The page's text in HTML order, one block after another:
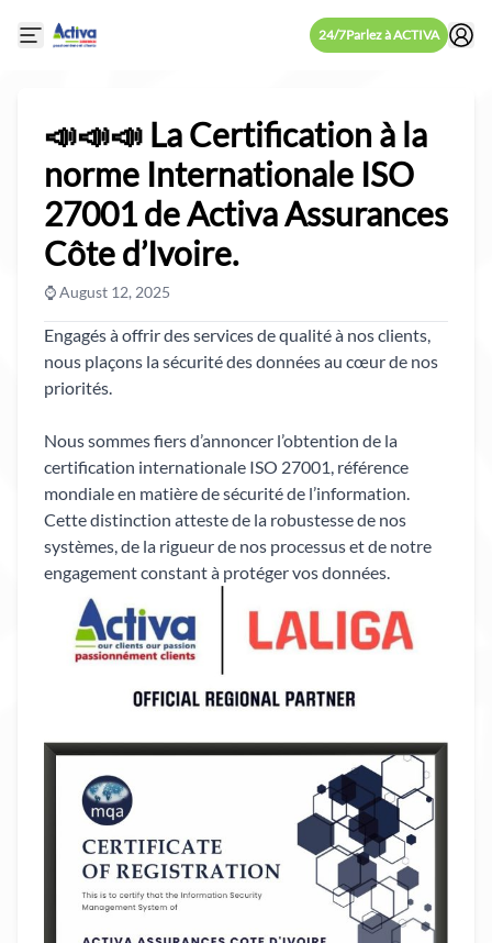
Open mobile side menu 24/7Parlez à ACTIVA
📣📣📣 La Certification à la
norme Internationale ISO
27001 de Activa Assurances
Côte d’Ivoire.
⌚ August 12, 2025
Engagés à offrir des services de qualité à nos clients,
nous plaçons la sécurité des données au cœur de nos
priorités.
Nous sommes fiers d’annoncer l’obtention de la
certification internationale ISO 27001, référence
mondiale en matière de sécurité de l’information.
Cette distinction atteste de la robustesse de nos
systèmes, de la rigueur de nos processus et de notre
engagement constant à protéger vos données.